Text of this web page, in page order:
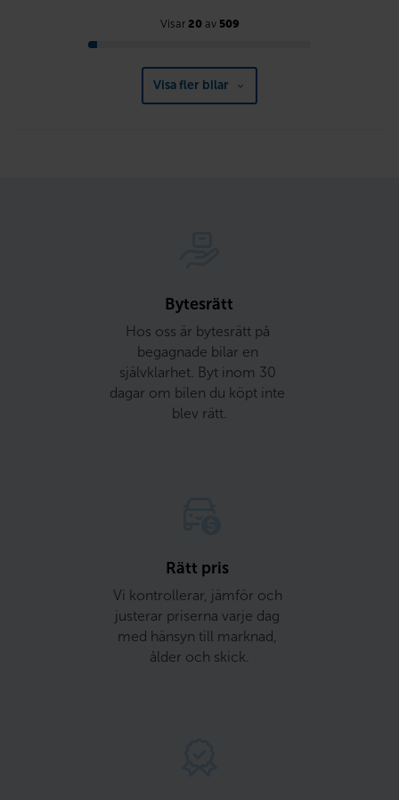
Visar 20av 509
Visa fler bilar
Bytesrätt
Hos oss är bytesrätt på
begagnade bilar en
självklarhet. Byt inom 30
dagar om bilen du köpt inte
blev rätt.
Rätt pris
Vi kontrollerar, jämför och
justerar priserna varje dag
med hänsyn till marknad,
ålder och skick.